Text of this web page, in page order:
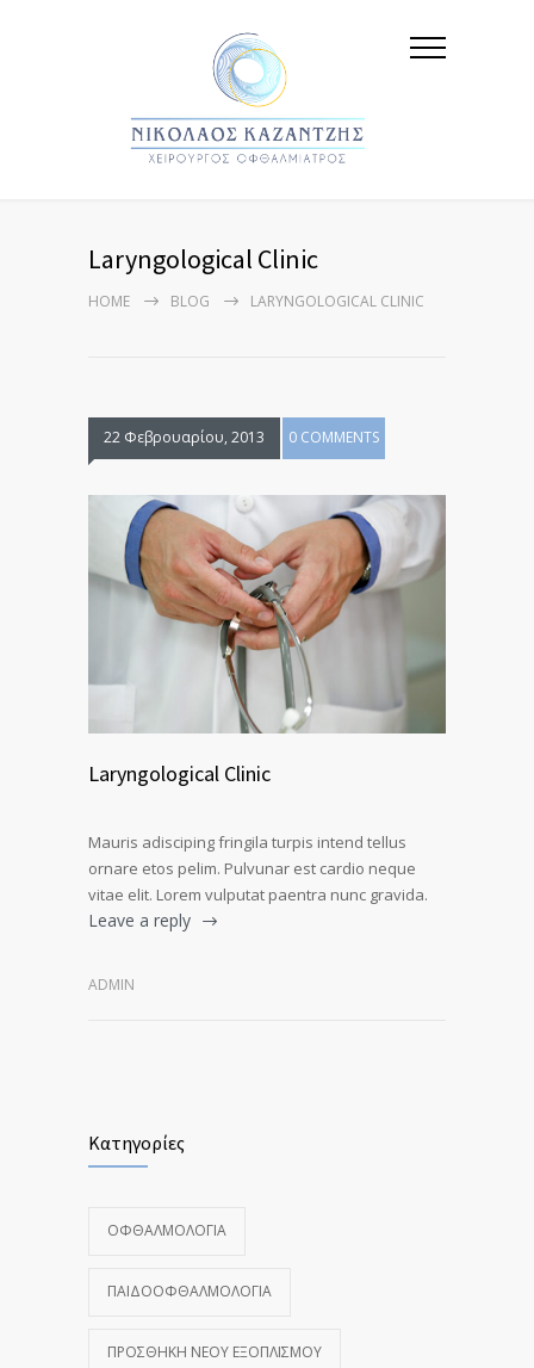
Laryngological Clinic
HOME BLOG LARYNGOLOGICAL CLINIC
22 Φεβρουαρίου, 2013 0 COMMENTS
Laryngological Clinic
Mauris adisciping fringila turpis intend tellus
ornare etos pelim. Pulvunar est cardio neque
vitae elit. Lorem vulputat paentra nunc gravida.
Leave a reply
ADMIN
Κατηγορίες
ΟΦΘΑΛΜΟΛΟΓΊΑ
ΠΑΙΔΟΟΦΘΑΛΜΟΛΟΓΊΑ
ΠΡΟΣΘΉΚΗ ΝΈΟΥ ΕΞΟΠΛΙΣΜΟΎ